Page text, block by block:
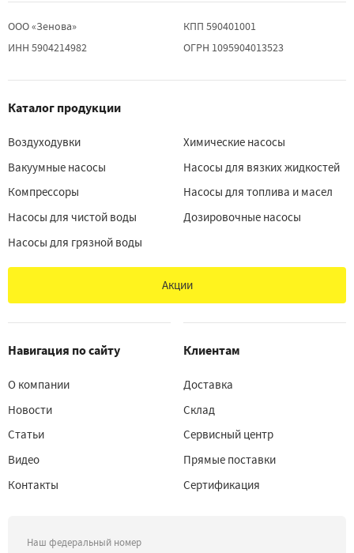
ООО «Зенова»
ИНН 5904214982
КПП 590401001
ОГРН 1095904013523
Каталог продукции
Воздуходувки
Вакуумные насосы
Компрессоры
Насосы для чистой воды
Насосы для грязной воды
Химические насосы
Насосы для вязких жидкостей
Насосы для топлива и масел
Дозировочные насосы
Акции
Навигация по сайту
О компании
Новости
Статьи
Видео
Контакты
Клиентам
Доставка
Склад
Сервисный центр
Прямые поставки
Сертификация
Наш федеральный номер